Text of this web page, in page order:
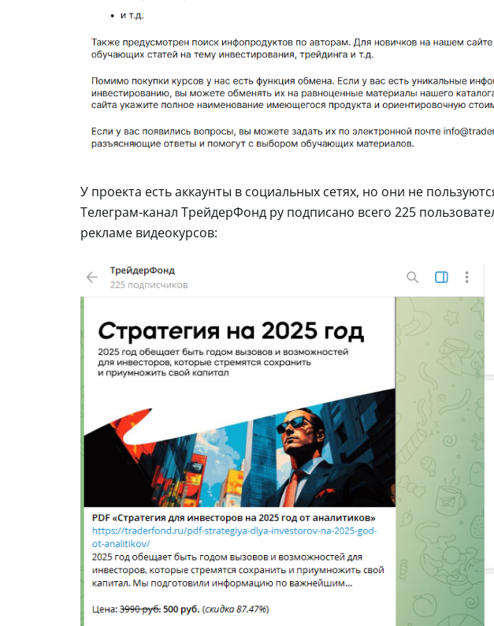
У проекта есть аккаунты в социальных сетях, но они не
Телеграм-канал ТрейдерФонд ру подписано всего 225
рекламе видеокурсов: